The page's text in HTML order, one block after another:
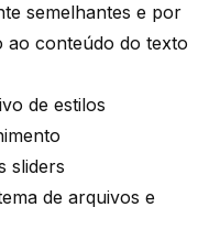
semelhantes e por
ao conteúdo do texto
de estilos
sliders
de arquivos e